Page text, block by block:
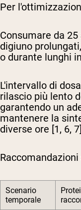
Per
Consumare da
digiuno
o durante lunghi
L'intervallo di
rilascio più lento
garantendo un
mantenere la
diverse ore [1, 6,
Scenario
temporale